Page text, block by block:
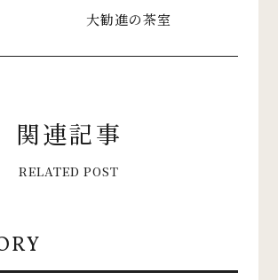
大勧進の茶室
関連記事
RELATED POST